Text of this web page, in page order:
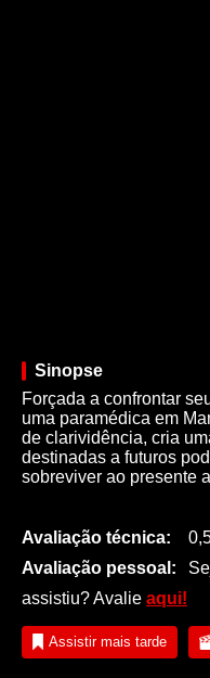
Sinopse
Forçada a confrontar
uma paramédica em
de clarividência, cria
destinadas a futuros
sobreviver ao presente
Avaliação técnica:
Avaliação pessoal:
assistiu? Avalie aqui!
Assistir mais tarde